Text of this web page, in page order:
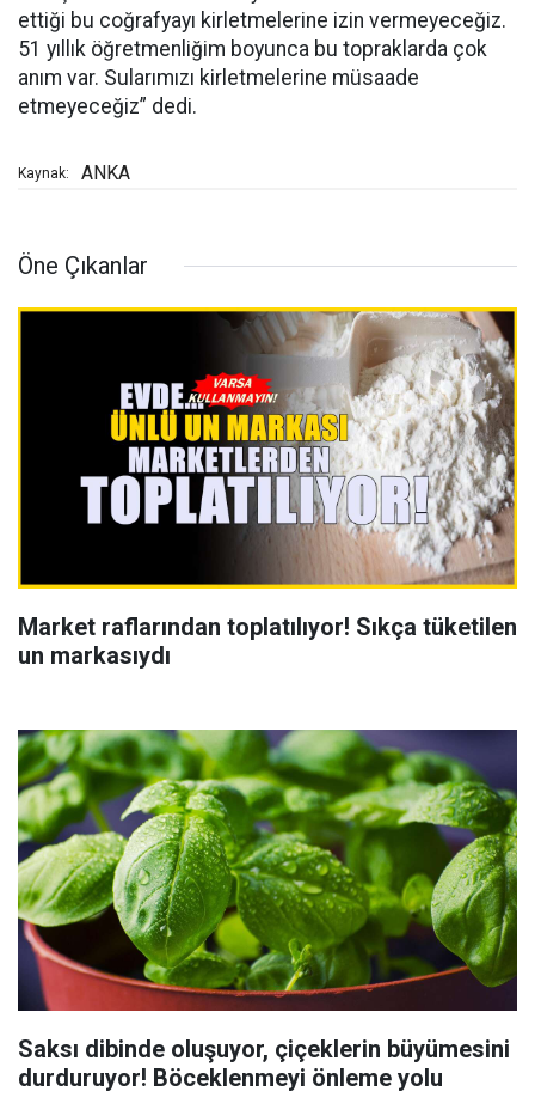
ettiği bu coğrafyayı kirletmelerine izin vermeyeceğiz.
51 yıllık öğretmenliğim boyunca bu topraklarda çok
anım var. Sularımızı kirletmelerine müsaade
etmeyeceğiz” dedi.
Kaynak: ANKA
Öne Çıkanlar
Market raflarından toplatılıyor! Sıkça tüketilen
un markasıydı
Saksı dibinde oluşuyor, çiçeklerin büyümesini
durduruyor! Böceklenmeyi önleme yolu